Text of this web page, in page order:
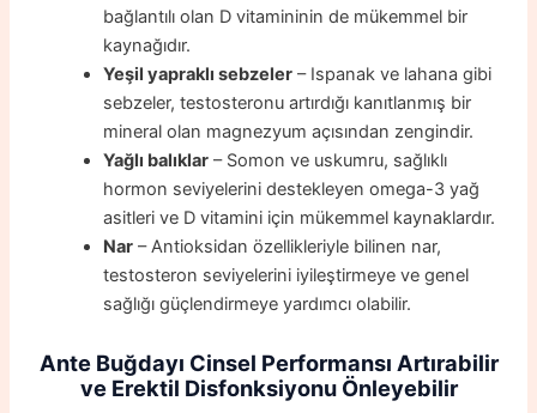
bağlantılı olan D vitamininin de mükemmel bir
kaynağıdır.
Yeşil yapraklı sebzeler – Ispanak ve lahana gibi
sebzeler, testosteronu artırdığı kanıtlanmış bir
mineral olan magnezyum açısından zengindir.
Yağlı balıklar – Somon ve uskumru, sağlıklı
hormon seviyelerini destekleyen omega-3 yağ
asitleri ve D vitamini için mükemmel kaynaklardır.
Nar – Antioksidan özellikleriyle bilinen nar,
testosteron seviyelerini iyileştirmeye ve genel
sağlığı güçlendirmeye yardımcı olabilir.
Ante Buğdayı Cinsel Performansı Artırabilir
ve Erektil Disfonksiyonu Önleyebilir